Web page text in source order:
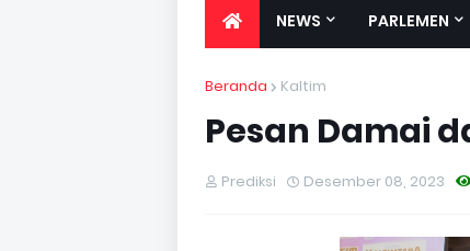
NEWS PARLEMEN
Beranda Kaltim
Pesan Damai
Prediksi Desember 08, 2023